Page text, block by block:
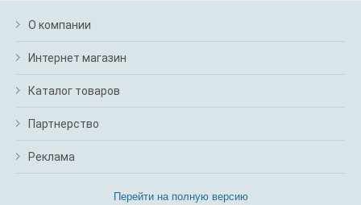
О компании
Интернет магазин
Каталог товаров
Партнерство
Реклама
Перейти на полную версию